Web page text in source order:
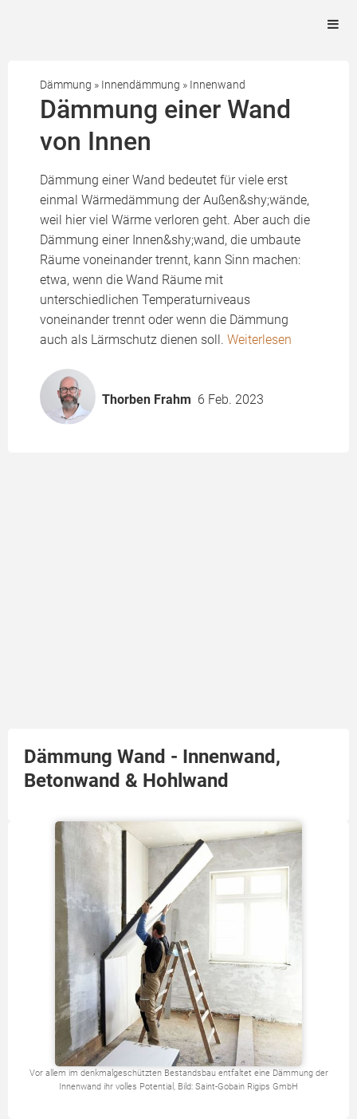
Dämmung » Innendämmung » Innenwand
Dämmung einer Wand
von Innen
Dämmung einer Wand bedeutet für viele erst
einmal Wärmedämmung der Außen&shy;wände,
weil hier viel Wärme verloren geht. Aber auch die
Dämmung einer Innen&shy;wand, die umbaute
Räume voneinander trennt, kann Sinn machen:
etwa, wenn die Wand Räume mit
unterschiedlichen Temperaturniveaus
voneinander trennt oder wenn die Dämmung
auch als Lärmschutz dienen soll. Weiterlesen
Thorben Frahm 6 Feb. 2023
Dämmung Wand - Innenwand,
Betonwand & Hohlwand
Vor allem im denkmalgeschützten Bestandsbau entfaltet eine Dämmung der
Innenwand ihr volles Potential, Bild: Saint-Gobain Rigips GmbH